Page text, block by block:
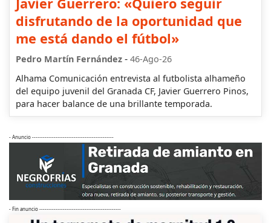
Javier Guerrero: «Quiero seguir
disfrutando de la oportunidad que
me está dando el fútbol»
Pedro Martín Fernández - 46-Ago-26
Alhama Comunicación entrevista al futbolista alhameño
del equipo juvenil del Granada CF, Javier Guerrero Pinos,
para hacer balance de una brillante temporada.
- Anuncio ---------------------------------------------
- Fin anuncio ---------------------------------------------